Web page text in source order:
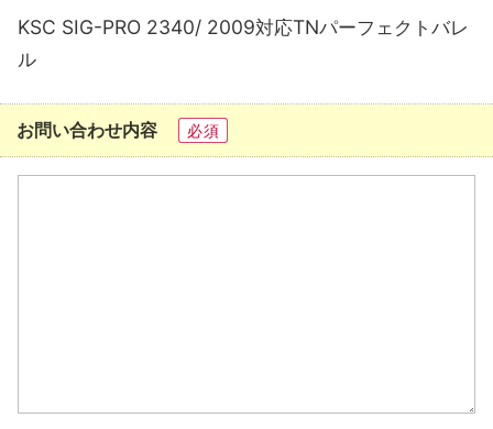
KSC SIG-PRO 2340/ 2009対応TNパーフェクトバレ
ル
お問い合わせ内容 必須